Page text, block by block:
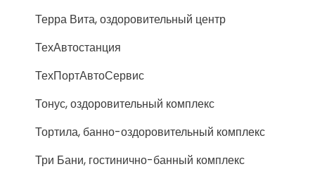
Терра Вита, оздоровительный центр
ТехАвтостанция
ТехПортАвтоСервис
Тонус, оздоровительный комплекс
Тортила, банно-оздоровительный комплекс
Три Бани, гостинично-банный комплекс